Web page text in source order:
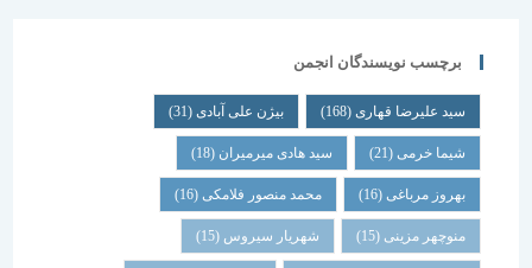
برچسب نویسندگان انجمن
سید علیرضا قهاری(168) بیژن علی آبادی(31)
شیما خرمی(21) سید هادی میرمیران(18)
بهروز مرباغی (16) محمد منصور فلامکی (16)
منوچهر مزینی(15) شهریار سیروس(15)